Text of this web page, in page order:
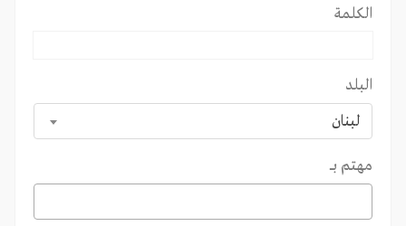
الكلمة
البلد
لبنان
مهتم بـــ